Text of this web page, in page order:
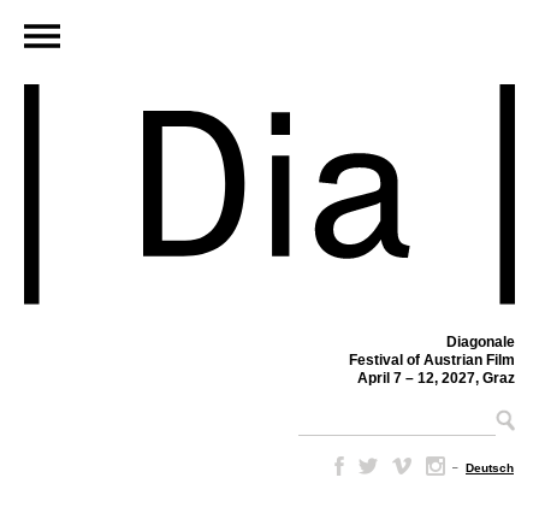
Diagonale
Festival of Austrian Film
April 7 – 12, 2027, Graz
– Deutsch